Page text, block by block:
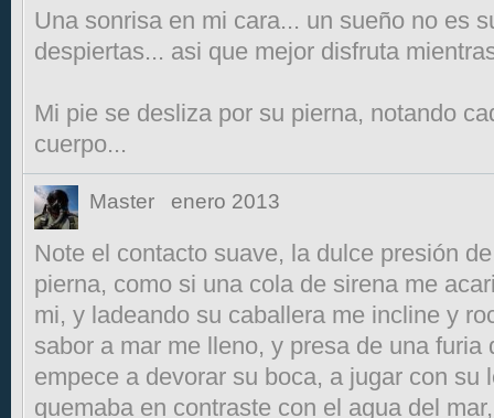
Una sonrisa en mi cara... un sueño no es
despiertas... asi que mejor disfruta
Mi pie se desliza por su pierna, notando
cuerpo...
Master enero 2013
Note el contacto suave, la dulce presión
pierna, como si una cola de sirena me
mi, y ladeando su caballera me incline y
sabor a mar me lleno, y presa de una
empece a devorar su boca, a jugar con su
quemaba en contraste con el agua del